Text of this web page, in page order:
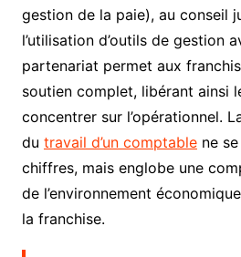
gestion de la paie), au conseil
l’utilisation d’outils de gestion
partenariat permet aux
soutien complet, libérant ainsi
concentrer sur l’opérationnel.
du travail d’un comptablene se
chiffres, mais englobe une
de l’environnement
la franchise.